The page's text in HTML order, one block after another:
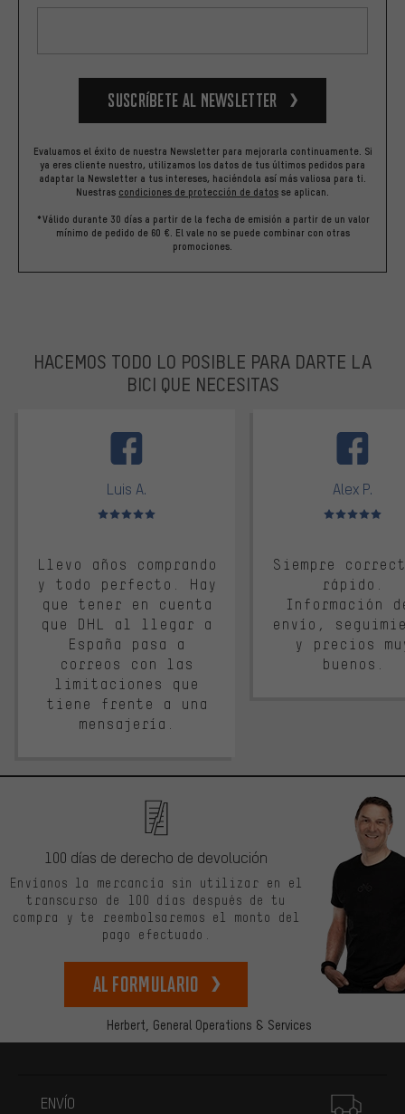
Suscríbete al newsletter
Evaluamos el éxito de nuestra Newsletter para mejorarla continuamente. Si
ya eres cliente nuestro, utilizamos los datos de tus últimos pedidos para
adaptar la Newsletter a tus intereses, haciéndola así más valiosa para ti.
Nuestras condiciones de protección de datos se aplican.
*Válido durante 30 días a partir de la fecha de emisión a partir de un valor
mínimo de pedido de 60 €. El vale no se puede combinar con otras
promociones.
HACEMOS TODO LO POSIBLE PARA DARTE LA
BICI QUE NECESITAS
Luis A.
Valoración media: 5 de 5
Llevo años comprando
y todo perfecto. Hay
que tener en cuenta
que DHL al llegar a
España pasa a
correos con las
limitaciones que
tiene frente a una
mensajería.
Alex P.
Valoración
Siempre
rápido.
Información
envío,
y precios
buenos.
Herbert, General Operations & Services
100 días de derecho de devolución
Envíanos la mercancía sin utilizar en el
transcurso de 100 días después de tu
compra y te reembolsaremos el monto del
pago efectuado.
Al formulario
ENVÍO